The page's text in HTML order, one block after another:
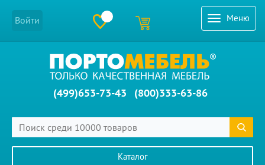
Меню
Войти
(499)653-73-43 (800)333-63-86
Каталог